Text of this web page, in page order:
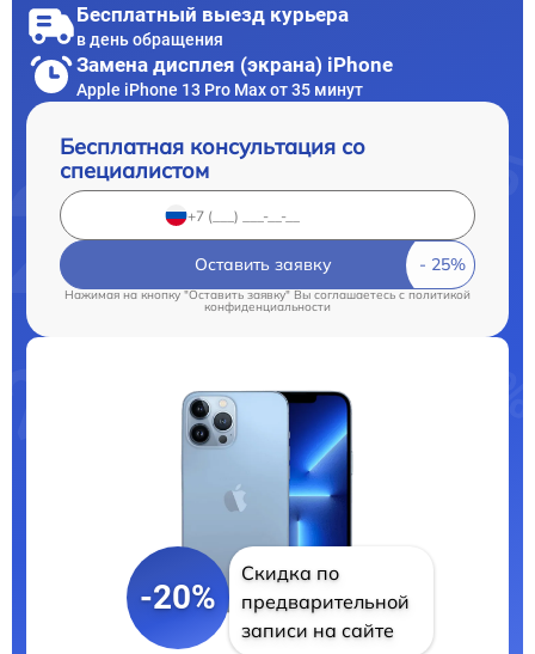
Бесплатный выезд курьера
в день обращения
Замена дисплея (экрана) iPhone
Apple iPhone 13 Pro Max от 35 минут
Бесплатная консультация со
специалистом
Оставить заявку
Нажимая на кнопку "Оставить заявку" Вы соглашаетесь cполитикой
конфиденциальности
-20%
Скидка по
предварительной
записи на сайте